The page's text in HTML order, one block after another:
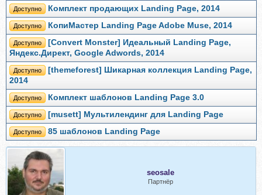
Доступно Комплект продающих Landing Page, 2014
Доступно КопиМастер Landing Page Adobe Muse, 2014
Доступно
[Convert Monster] Идеальный Landing Page,
Яндекс.Директ, Google Adwords, 2014
Доступно
[themeforest] Шикарная коллекция Landing Page,
2014
Доступно Комплект шаблонов Landing Page 3.0
Доступно [musett] Мультилендинг для Landing Page
Доступно 85 шаблонов Landing Page
seosale
Партнёр